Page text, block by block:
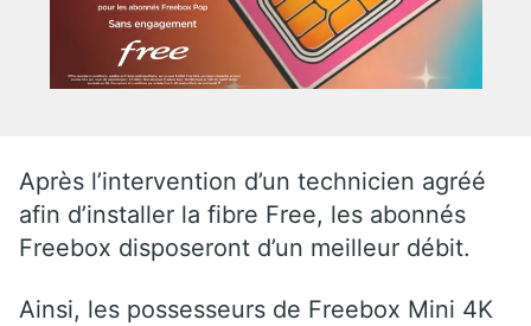
Après l’intervention d’un technicien agréé
afin d’installer la fibre Free, les abonnés
Freebox disposeront d’un meilleur débit.
Ainsi, les possesseurs de Freebox Mini 4K